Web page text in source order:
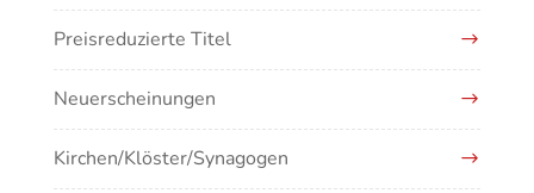
Preisreduzierte Titel
Neuerscheinungen
Kirchen/Klöster/Synagogen